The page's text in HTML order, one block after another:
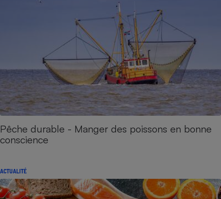
Pêche durable - Manger des poissons en bonne
conscience
ACTUALITÉ